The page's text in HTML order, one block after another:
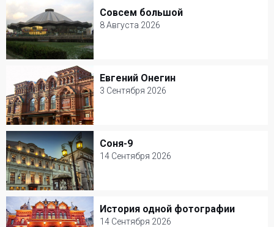
Совсем большой
8 Августа 2026
Совсем большой
8 Августа 2026
Цирк на Вернадского
Цирк
Евгений Онегин
3 Сентября 2026
Евгений Онегин
3 Сентября 2026
Театр им. В. Маяковского
Цирк
Соня-9
14 Сентября 2026
Соня-9
14 Сентября 2026
МХТ им. А. П. Чехова
Драма
История одной фотографии
14 Сентября 2026
История одной фотографии